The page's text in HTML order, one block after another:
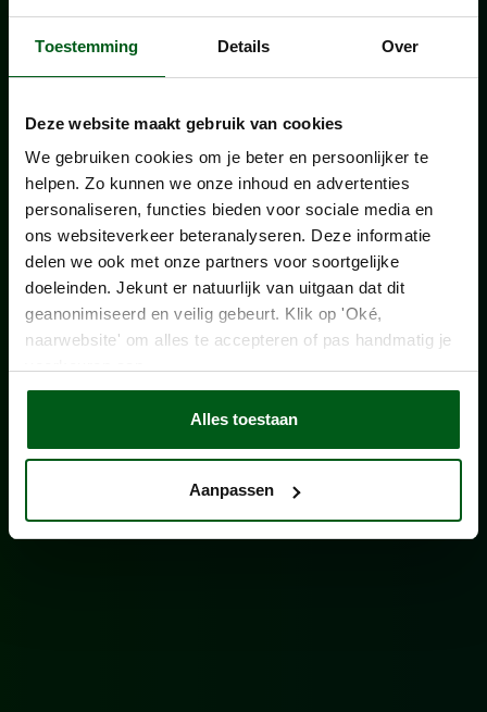
Toestemming Details Over
Deze website maakt gebruik van cookies
We gebruiken cookies om je beter en persoonlijker te
helpen. Zo kunnen we onze inhoud en advertenties
personaliseren, functies bieden voor sociale media en
ons websiteverkeer beteranalyseren. Deze informatie
delen we ook met onze partners voor soortgelijke
doeleinden. Jekunt er natuurlijk van uitgaan dat dit
geanonimiseerd en veilig gebeurt. Klik op 'Oké,
naarwebsite' om alles te accepteren of pas handmatig je
Alles toestaan
Aanpassen
[04]
CALAMITEITENDIENST NA
STORMSCHADE